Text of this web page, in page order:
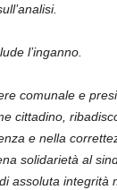
l’inganno.
comunale e
cittadino,
e nella
solidarietà al
assoluta integrità